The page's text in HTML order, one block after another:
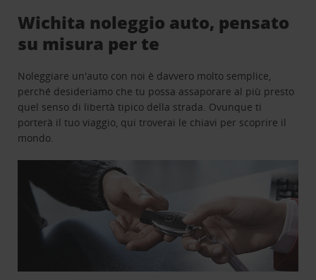
Wichita noleggio auto, pensato
su misura per te
Noleggiare un'auto con noi è davvero molto semplice,
perché desideriamo che tu possa assaporare al più presto
quel senso di libertà tipico della strada. Ovunque ti
porterà il tuo viaggio, qui troverai le chiavi per scoprire il
mondo.